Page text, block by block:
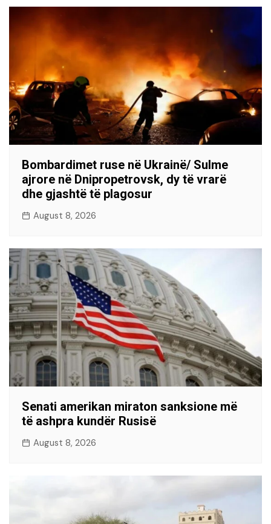
Bombardimet ruse në Ukrainë/ Sulme
ajrore në Dnipropetrovsk, dy të vrarë
dhe gjashtë të plagosur
August 8, 2026
Senati amerikan miraton sanksione më
të ashpra kundër Rusisë
August 8, 2026